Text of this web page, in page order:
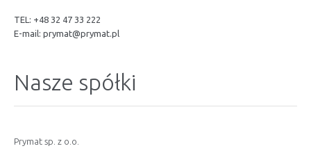
TEL: +48 32 47 33 222
E-mail: prymat@prymat.pl
Nasze spółki
Prymat sp. z o.o.